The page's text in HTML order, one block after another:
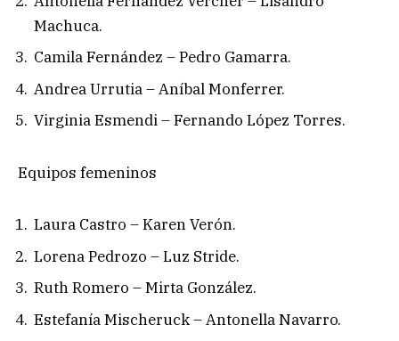
Machuca.
Camila Fernández – Pedro Gamarra.
Andrea Urrutia – Aníbal Monferrer.
Virginia Esmendi – Fernando López Torres.
Equipos femeninos
Laura Castro – Karen Verón.
Lorena Pedrozo – Luz Stride.
Ruth Romero – Mirta González.
Estefanía Mischeruck – Antonella Navarro.